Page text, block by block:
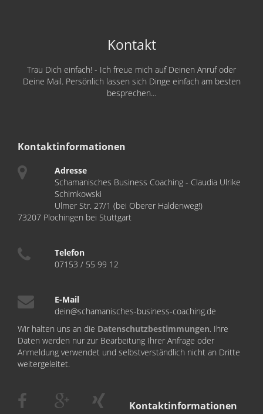
Kontakt
Trau Dich einfach! - Ich freue mich auf Deinen Anruf oder
Deine Mail. Persönlich lassen sich Dinge einfach am besten
besprechen...
Kontaktinformationen
Adresse
Schamanisches Business Coaching - Claudia Ulrike
Schimkowski
Ulmer Str. 27/1 (bei Oberer Haldenweg!)
73207 Plochingen bei Stuttgart
Telefon
07153 / 55 99 12
E-Mail
dein@schamanisches-business-coaching.de
Wir halten uns an die Datenschutzbestimmungen. Ihre
Daten werden nur zur Bearbeitung Ihrer Anfrage oder
Anmeldung verwendet und selbstverständlich nicht an Dritte
weitergeleitet.
Kontaktinformationen